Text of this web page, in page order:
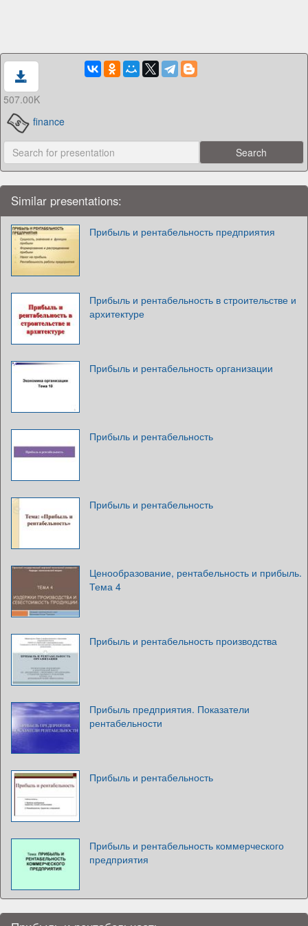
507.00K
finance
Similar presentations:
Прибыль и рентабельность предприятия
Прибыль и рентабельность в строительстве и
архитектуре
Прибыль и рентабельность организации
Прибыль и рентабельность
Прибыль и рентабельность
Ценообразование, рентабельность и прибыль.
Тема 4
Прибыль и рентабельность производства
Прибыль предприятия. Показатели
рентабельности
Прибыль и рентабельность
Прибыль и рентабельность коммерческого
предприятия